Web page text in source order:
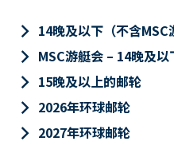
keyboard_arrow_right 14晚及以下（不含MSC
keyboard_arrow_right MSC游艇会 – 14晚及以
keyboard_arrow_right 15晚及以上的邮轮
keyboard_arrow_right 2026年环球邮轮
keyboard_arrow_right 2027年环球邮轮